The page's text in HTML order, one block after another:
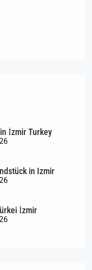
İzmir Turkey
in Izmir
İzmir